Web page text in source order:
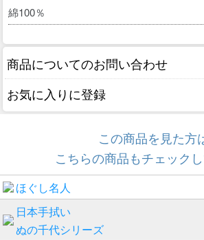
綿100％
商品についてのお問い合わせ
お気に入りに登録
この商品を見た方
こちらの商品もチェック
ほぐし名人
日本手拭い
ぬの千代シリーズ